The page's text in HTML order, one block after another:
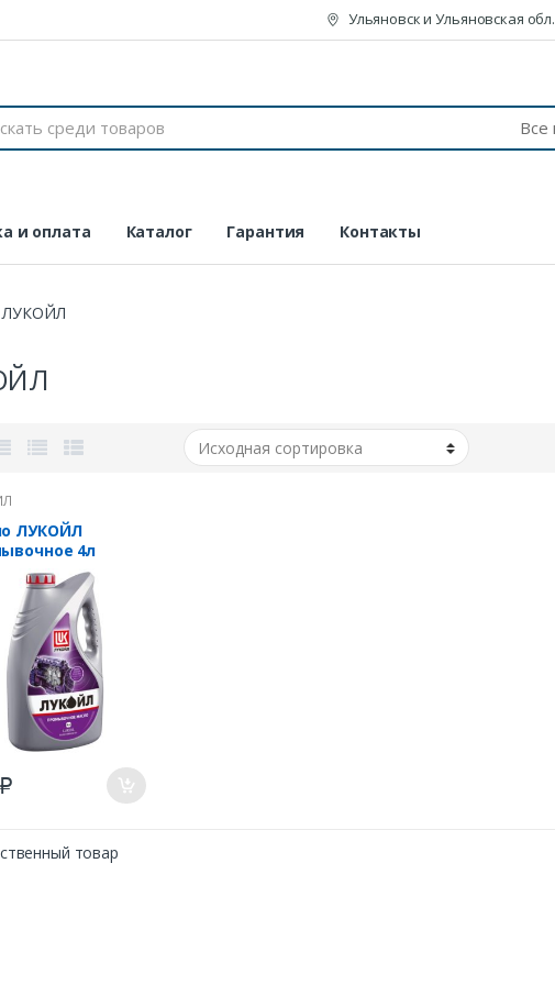
Ульяновск и Ульяновская обл.
и оплата Каталог Гарантия Контакты
ЛУКОЙЛ
ЛУКОЙЛ
4л
₽
товар